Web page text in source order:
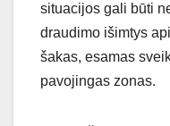
situacijos gali būti
draudimo išimtys
šakas, esamas
pavojingas zonas.